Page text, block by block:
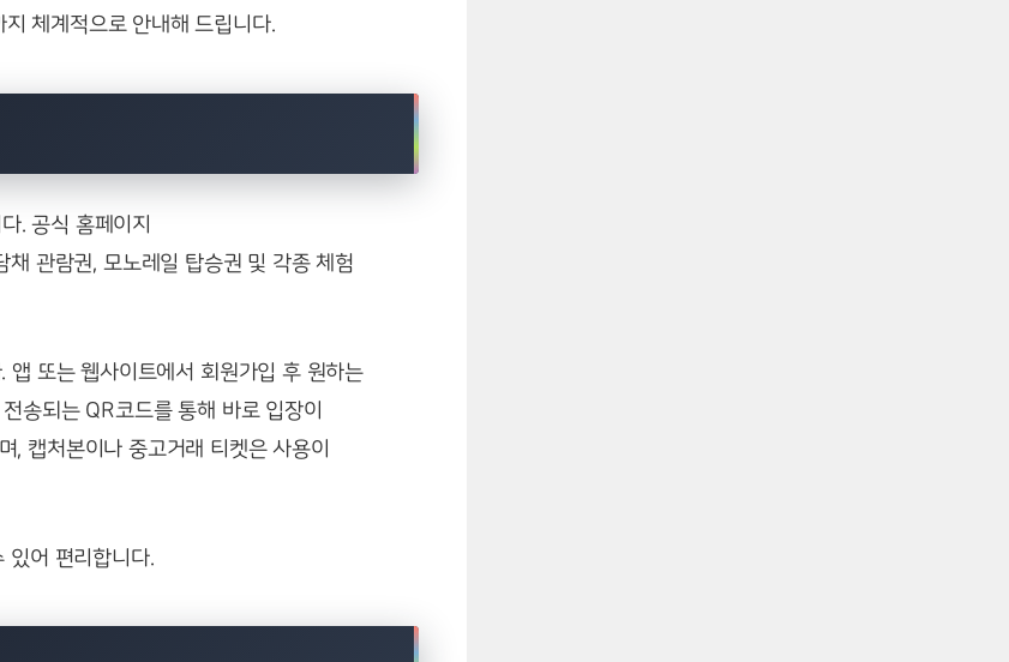
체계적으로 안내해 드립니다.
. 공식 홈페이지
채 관람권, 모노레일 탑승권 및 각종 체험
또는 웹사이트에서 회원가입 후 원하는
송되는 QR코드를 통해 바로 입장이
, 캡처본이나 중고거래 티켓은 사용이
있어 편리합니다.